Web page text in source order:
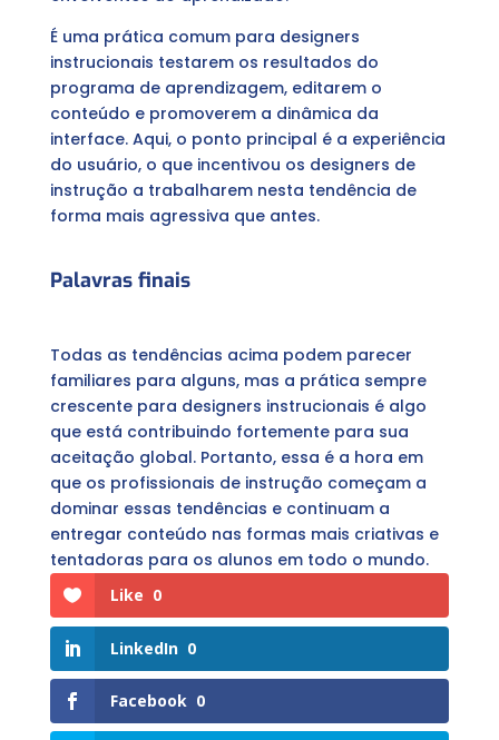
É uma prática comum para designers
instrucionais testarem os resultados do
programa de aprendizagem, editarem o
conteúdo e promoverem a dinâmica da
interface. Aqui, o ponto principal é a experiência
do usuário, o que incentivou os designers de
instrução a trabalharem nesta tendência de
forma mais agressiva que antes.
Palavras finais
Todas as tendências acima podem parecer
familiares para alguns, mas a prática sempre
crescente para designers instrucionais é algo
que está contribuindo fortemente para sua
aceitação global. Portanto, essa é a hora em
que os profissionais de instrução começam a
dominar essas tendências e continuam a
entregar conteúdo nas formas mais criativas e
tentadoras para os alunos em todo o mundo.
Like 0
LinkedIn 0
Facebook 0